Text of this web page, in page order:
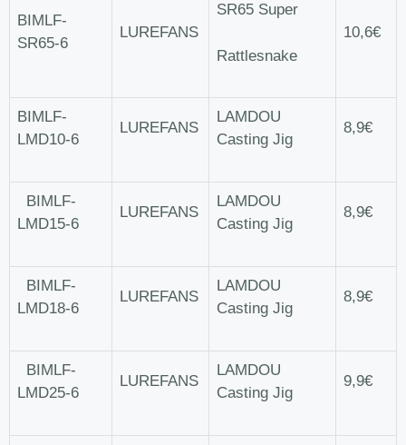
BIMLF-
SR65-6
LUREFANS
SR65 Super
Rattlesnake
10,6€
BIMLF-
LMD10-6
LUREFANS
LAMDOU
Casting Jig
8,9€
BIMLF-
LMD15-6
LUREFANS
LAMDOU
Casting Jig
8,9€
BIMLF-
LMD18-6
LUREFANS
LAMDOU
Casting Jig
8,9€
BIMLF-
LMD25-6
LUREFANS
LAMDOU
Casting Jig
9,9€